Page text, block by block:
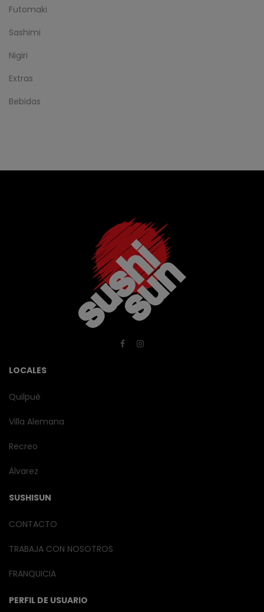
Futomaki
Sashimi
Nigiri
Extras
Bebidas
LOCALES
Quilpué
Villa Alemana
Recreo
Álvarez
SUSHISUN
CONTACTO
TRABAJA CON NOSOTROS
FRANQUICIA
PERFIL DE USUARIO